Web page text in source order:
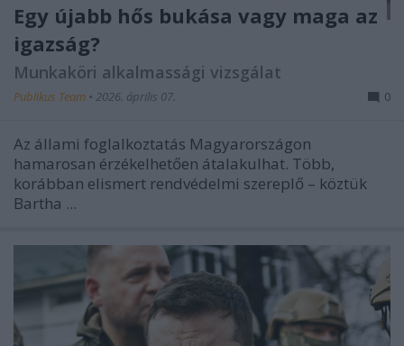
Egy újabb hős bukása vagy maga az
igazság?
Munkaköri alkalmassági vizsgálat
Publikus Team • 2026. április 07. 0
Az állami foglalkoztatás Magyarországon
hamarosan érzékelhetően átalakulhat. Több,
korábban elismert rendvédelmi szereplő – köztük
Bartha ...